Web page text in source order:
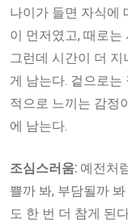
나이가 들면 자식에
이 먼저였고, 때로는
그런데 시간이 더
게 남는다. 겉으로는
적으로 느끼는 감정
에 남는다.
조심스러움: 예전처
쁠까 봐, 부담될까
도 한 번 더 참게 된